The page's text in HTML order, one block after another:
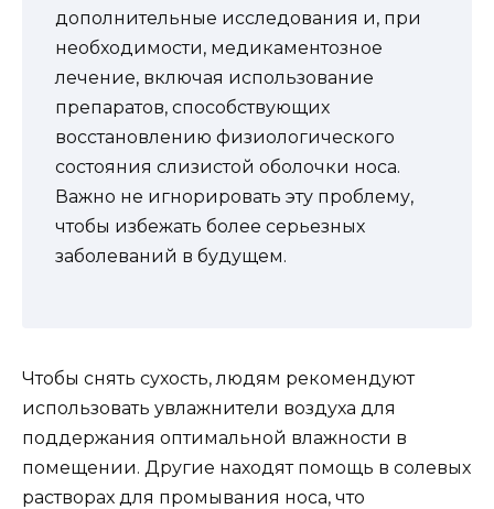
дополнительные исследования и, при
необходимости, медикаментозное
лечение, включая использование
препаратов, способствующих
восстановлению физиологического
состояния слизистой оболочки носа.
Важно не игнорировать эту проблему,
чтобы избежать более серьезных
заболеваний в будущем.
Чтобы снять сухость, людям рекомендуют
использовать увлажнители воздуха для
поддержания оптимальной влажности в
помещении. Другие находят помощь в солевых
растворах для промывания носа, что